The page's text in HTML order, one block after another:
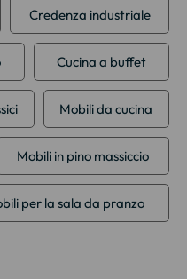
Credenza industriale
Cucina a buffet
Mobili da cucina
Mobili in pino massiccio
per la sala da pranzo